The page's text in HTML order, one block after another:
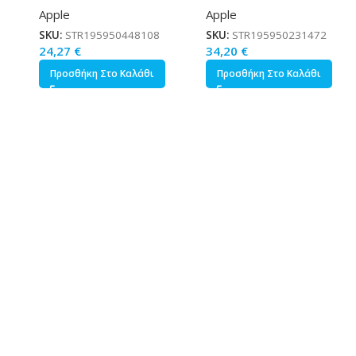
Μαύρο 0.2m
Apple
SKU: STR195950448108
24,27 €
Προσθήκη Στο Καλάθι
Apple
SKU: STR195950231472
34,20 €
Προσθήκη Στο Καλάθι